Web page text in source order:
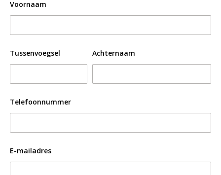
Voornaam
Tussenvoegsel Achternaam
Telefoonnummer
E-mailadres